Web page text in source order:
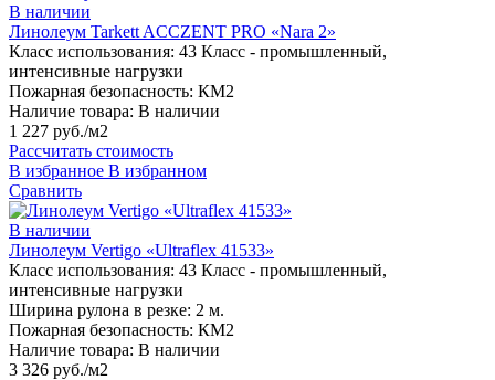
В наличии
Линолеум Tarkett ACCZENT PRO «Nara 2»
Класс использования: 43 Класс - промышленный,
интенсивные нагрузки
Пожарная безопасность: КМ2
Наличие товара: В наличии
1 227 руб./м2
Рассчитать стоимость
В избранное В избранном
Сравнить
В наличии
Линолеум Vertigo «Ultraflex 41533»
Класс использования: 43 Класс - промышленный,
интенсивные нагрузки
Ширина рулона в резке: 2 м.
Пожарная безопасность: КМ2
Наличие товара: В наличии
3 326 руб./м2